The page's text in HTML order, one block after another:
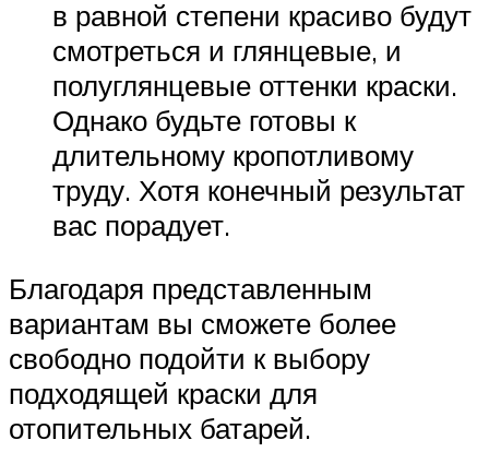
в равной степени красиво будут
смотреться и глянцевые, и
полуглянцевые оттенки краски.
Однако будьте готовы к
длительному кропотливому
труду. Хотя конечный результат
вас порадует.
Благодаря представленным
вариантам вы сможете более
свободно подойти к выбору
подходящей краски для
отопительных батарей.